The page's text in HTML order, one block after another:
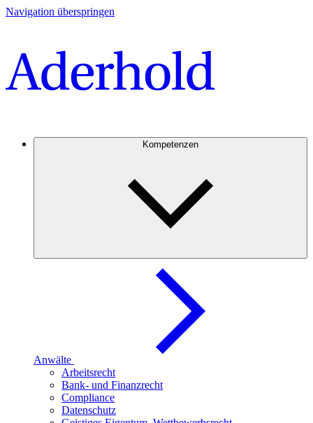
Navigation überspringen
Kompetenzen
Anwälte
Arbeitsrecht
Bank- und Finanzrecht
Compliance
Datenschutz